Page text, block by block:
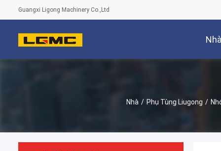
Guangxi Ligong Machinery Co.,Ltd
Nhà / Phụ Tùng Liugong /